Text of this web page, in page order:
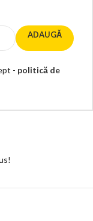
ADAUGĂ
- politică de